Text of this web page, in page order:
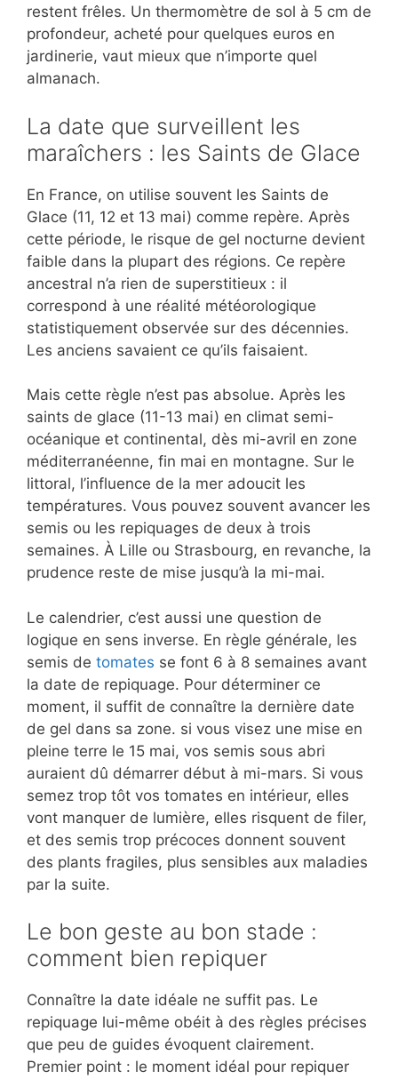
restent frêles. Un thermomètre de sol à 5 cm de
profondeur, acheté pour quelques euros en
jardinerie, vaut mieux que n’importe quel
almanach.
La date que surveillent les
maraîchers : les Saints de Glace
En France, on utilise souvent les Saints de
Glace (11, 12 et 13 mai) comme repère. Après
cette période, le risque de gel nocturne devient
faible dans la plupart des régions. Ce repère
ancestral n’a rien de superstitieux : il
correspond à une réalité météorologique
statistiquement observée sur des décennies.
Les anciens savaient ce qu’ils faisaient.
Mais cette règle n’est pas absolue. Après les
saints de glace (11-13 mai) en climat semi-
océanique et continental, dès mi-avril en zone
méditerranéenne, fin mai en montagne. Sur le
littoral, l’influence de la mer adoucit les
températures. Vous pouvez souvent avancer les
semis ou les repiquages de deux à trois
semaines. À Lille ou Strasbourg, en revanche, la
prudence reste de mise jusqu’à la mi-mai.
Le calendrier, c’est aussi une question de
logique en sens inverse. En règle générale, les
semis de tomates se font 6 à 8 semaines avant
la date de repiquage. Pour déterminer ce
moment, il suffit de connaître la dernière date
de gel dans sa zone. si vous visez une mise en
pleine terre le 15 mai, vos semis sous abri
auraient dû démarrer début à mi-mars. Si vous
semez trop tôt vos tomates en intérieur, elles
vont manquer de lumière, elles risquent de filer,
et des semis trop précoces donnent souvent
des plants fragiles, plus sensibles aux maladies
par la suite.
Le bon geste au bon stade :
comment bien repiquer
Connaître la date idéale ne suffit pas. Le
repiquage lui-même obéit à des règles précises
que peu de guides évoquent clairement.
Premier point : le moment idéal pour repiquer